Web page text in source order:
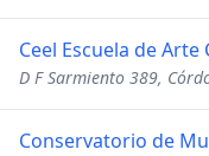
Ceel Escuela de Arte
D F Sarmiento 389,
Conservatorio de